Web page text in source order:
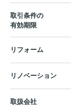
取引条件の
有効期限
リフォーム
リノベーション
取扱会社